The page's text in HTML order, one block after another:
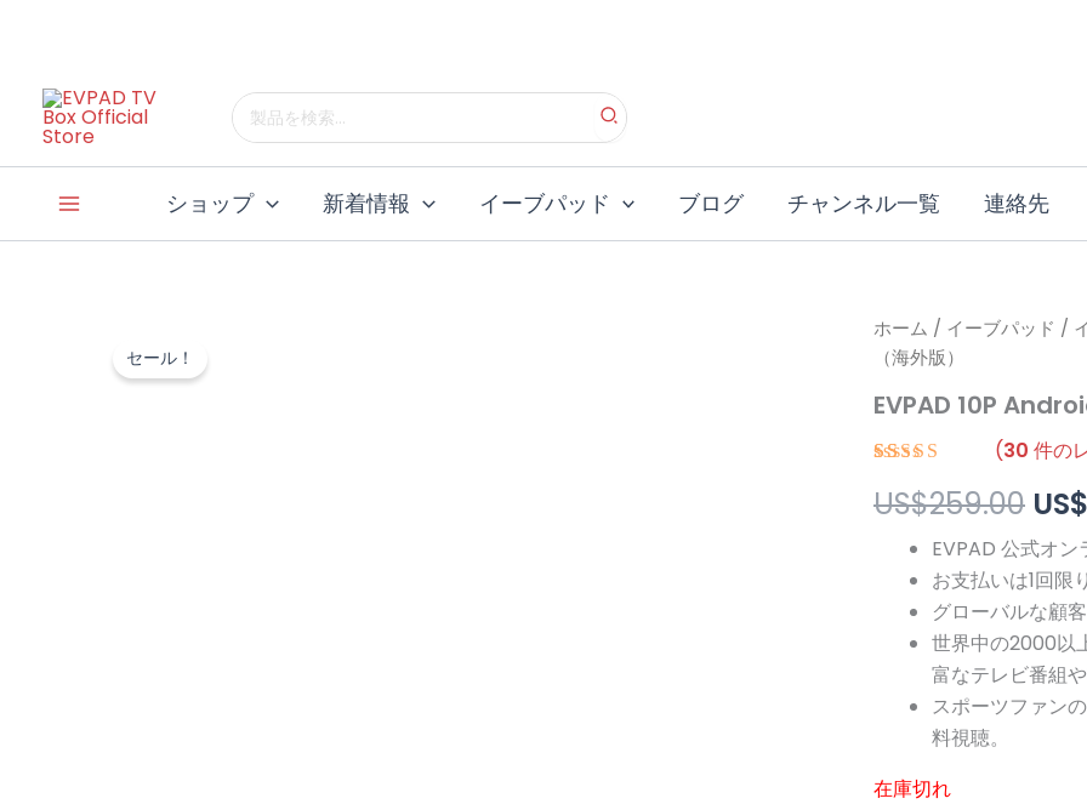
へ
キ
検
索
ショップ 新着情報 イーブパッド ブログ チャンネル一覧 連絡先
セール！
ホーム / イーブパッド /
（海外版）
EVPAD 10P
評価に基づ
く5段階評
価のうち、
4.73 点
(30 件の
US$259.00
元
価
は
で
し
た
US$
EVPAD 公式オン
お支払いは1回限
グローバルな顧
世界中の2000以
富なテレビ番組や
スポーツファン
料視聴。
在庫切れ